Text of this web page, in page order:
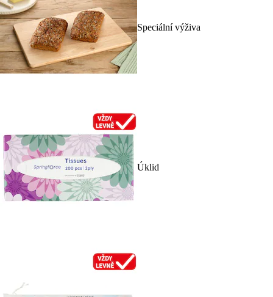
Speciální výživa
Úklid